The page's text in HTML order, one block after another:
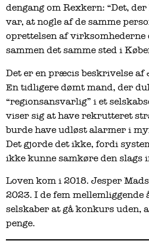
dengang om Rexkern: “Det,
var, at nogle af de samme
oprettelsen af
sammen det samme sted i
Det er en præcis beskrivelse af
En tidligere dømt mand, der
“regionsansvarlig” i et
viser sig at have rekrutteret
burde have udløst alarmer i
Det gjorde det ikke, fordi
ikke kunne samkøre den slags
Loven kom i 2018. Jesper
2023. I de fem mellemliggende
selskaber at gå konkurs uden,
penge.